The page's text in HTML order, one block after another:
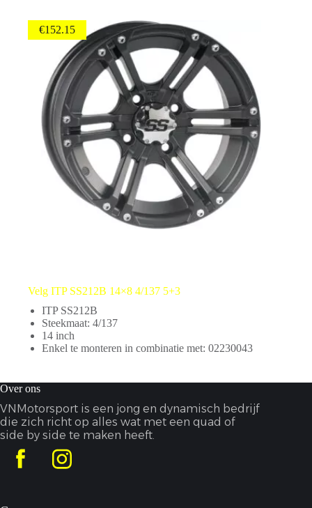
Velg ITP SS212B 14×8 4/137 5+3
€152.15
ITP SS212B
Steekmaat: 4/137
14 inch
Enkel te monteren in combinatie met: 02230043
Over ons
VNMotorsport is een jong en dynamisch bedrijf
die zich richt op alles wat met een quad of
side by side te maken heeft.